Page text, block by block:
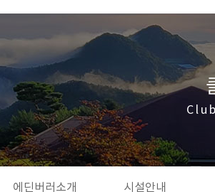
에딘버러소개 시설안내